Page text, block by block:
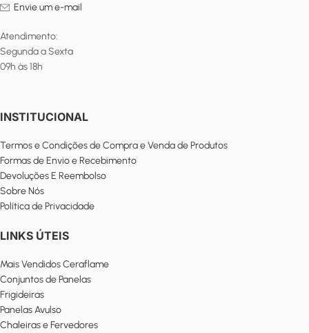
Envie um e-mail
Atendimento:
Segunda a Sexta
09h às 18h
INSTITUCIONAL
Termos e Condições de Compra e Venda de Produtos
Formas de Envio e Recebimento
Devoluções E Reembolso
Sobre Nós
Política de Privacidade
LINKS ÚTEIS
Mais Vendidos Ceraflame
Conjuntos de Panelas
Frigideiras
Panelas Avulso
Chaleiras e Fervedores